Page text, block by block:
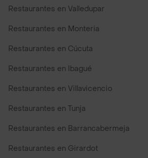
Restaurantes en Valledupar
Restaurantes en Monteria
Restaurantes en Cúcuta
Restaurantes en Ibagué
Restaurantes en Villavicencio
Restaurantes en Tunja
Restaurantes en Barrancabermeja
Restaurantes en Girardot